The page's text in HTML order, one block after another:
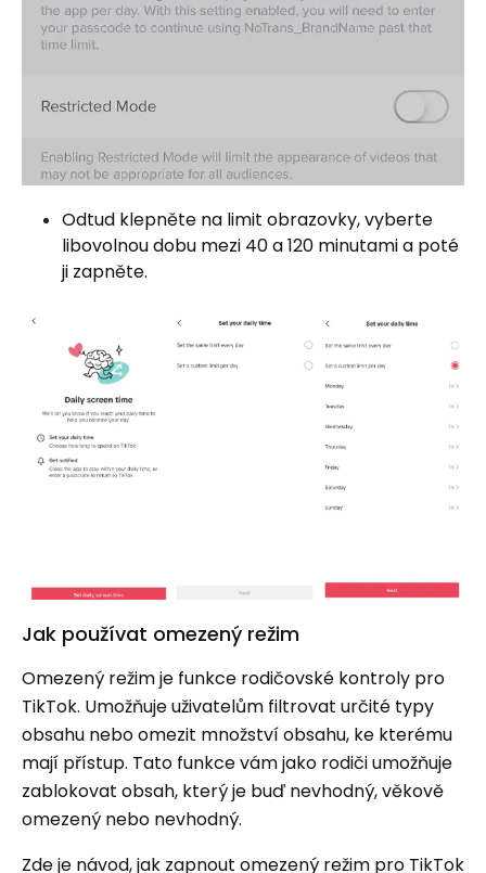
Odtud klepněte na limit obrazovky, vyberte
libovolnou dobu mezi 40 a 120 minutami a poté
ji zapněte.
Jak používat omezený režim
Omezený režim je funkce rodičovské kontroly pro
TikTok. Umožňuje uživatelům filtrovat určité typy
obsahu nebo omezit množství obsahu, ke kterému
mají přístup. Tato funkce vám jako rodiči umožňuje
zablokovat obsah, který je buď nevhodný, věkově
omezený nebo nevhodný.
Zde je návod, jak zapnout omezený režim pro TikTok